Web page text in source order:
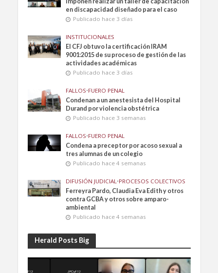
en discapacidad diseñado para el caso
Publicado hace 3 días
INSTITUCIONALES
El CFJ obtuvo la certificación IRAM
9001:2015 de su proceso de gestión de las
actividades académicas
Publicado hace 3 días
FALLOS•FUERO PENAL
Condenan a un anestesista del Hospital
Durand por violencia obstétrica
Publicado hace 3 semanas
FALLOS•FUERO PENAL
Condena a preceptor por acoso sexual a
tres alumnas de un colegio
Publicado hace 4 semanas
DIFUSIÓN JUDICIAL•PROCESOS COLECTIVOS
Ferreyra Pardo, Claudia Eva Edith y otros
contra GCBA y otros sobre amparo-
ambiental
Publicado hace 4 semanas
Herald Posts Big